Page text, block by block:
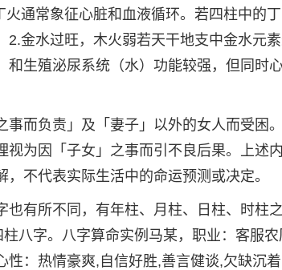
通常象征心脏和血液循环。若四柱中的
金水过旺，木火弱若天干地支中金水元
生殖泌尿系统（水）功能较强，但同时
而负责」及「妻子」以外的女人而受困。
为因「子女」之事而引不良后果。上述
不代表实际生活中的命运预测或决定。
也有所不同，有年柱、月柱、日柱、时柱
八字。八字算命实例马某，职业：客服
：热情豪爽,自信好胜,善言健谈,欠缺沉着,